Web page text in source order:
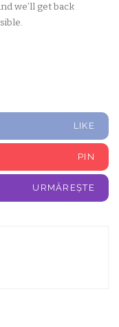
we’ll get back
LIKE
PIN
URMĂREȘTE